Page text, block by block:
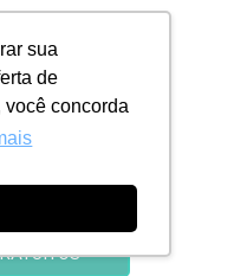
sua
de
você concorda